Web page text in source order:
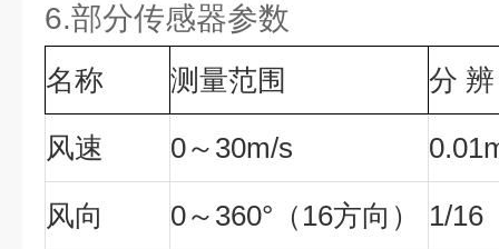
6.部分传感器参数
名称 测量范围 分 辨
风速 0～30m/s
风向 0～360°（16方向） 1/16